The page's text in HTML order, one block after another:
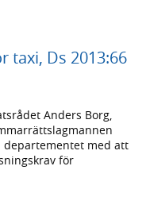
taxi, Ds 2013:66
Anders Borg,
med att
för